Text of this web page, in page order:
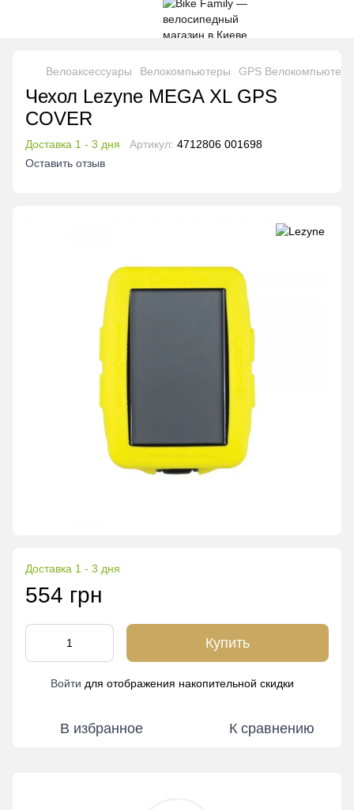
Велоаксессуары Велокомпьютеры GPS
Чехол Lezyne MEGA XL GPS
COVER
Доставка 1 - 3 дня Артикул: 4712806 001698
Оставить отзыв
Доставка 1 - 3 дня
554 грн
Купить
Войти для отображения накопительной скидки
В избранное К сравнению